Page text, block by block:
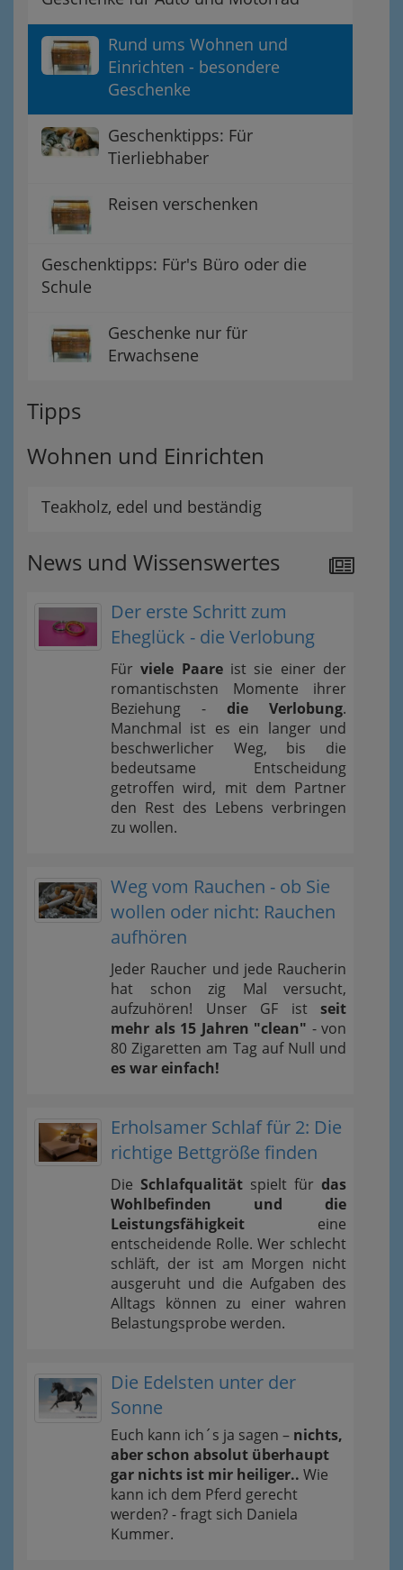
Rund ums Wohnen und
Einrichten - besondere
Geschenke
Geschenktipps: Für
Tierliebhaber
Reisen verschenken
Geschenktipps: Für's Büro oder die
Schule
Geschenke nur für
Erwachsene
Tipps
Wohnen und Einrichten
Teakholz, edel und beständig
News und Wissenswertes
Der erste Schritt zum
Eheglück - die Verlobung
Fürviele Paareist sie einer der
romantischsten Momente ihrer
Beziehung - die Verlobung.
Manchmal ist es ein langer und
beschwerlicher Weg, bis die
bedeutsame Entscheidung
getroffen wird, mit dem Partner
den Rest des Lebens verbringen
zu wollen.
Weg vom Rauchen - ob Sie
wollen oder nicht: Rauchen
aufhören
Jeder Raucher und jede Raucherin
hat schon zig Mal versucht,
aufzuhören! Unser GF ist seit
mehr als 15 Jahren "clean" - von
80 Zigaretten am Tag auf Null und
es war einfach!
Erholsamer Schlaf für 2: Die
richtige Bettgröße finden
Die Schlafqualität spielt für das
Wohlbefinden und die
Leistungsfähigkeit eine
entscheidende Rolle. Wer schlecht
schläft, der ist am Morgen nicht
ausgeruht und die Aufgaben des
Alltags können zu einer wahren
Belastungsprobe werden.
Die Edelsten unter der
Sonne
Euch kann ich´s ja sagen – nichts,
aber schon absolut überhaupt
gar nichts ist mir heiliger.. Wie
kann ich dem Pferd gerecht
werden? - fragt sich Daniela
Kummer.